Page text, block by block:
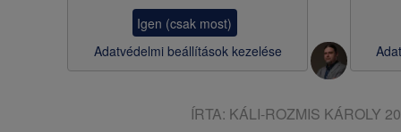
Igen (csak most)
Adatvédelmi beállítások kezelése
ÍRTA: KÁLI-ROZMIS KÁROLY